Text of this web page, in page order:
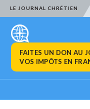
LE JOURNAL CHRÉTIEN
FAITES UN DON AU
VOS IMPÔTS EN